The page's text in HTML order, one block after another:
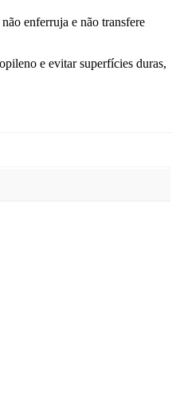
enferruja e não transfere
e evitar superfícies duras,